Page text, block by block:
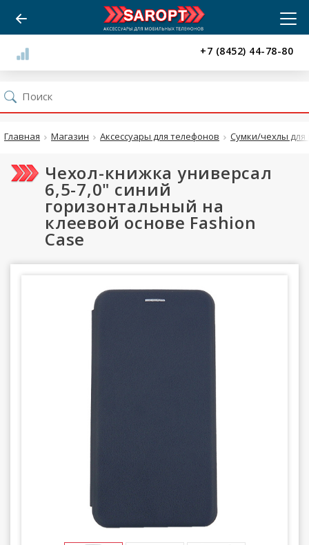
+7 (8452) 44-78-80
Главная Магазин Аксессуары для телефонов Сумки/чехлы для
Чехол-книжка универсал
6,5-7,0" синий
горизонтальный на
клеевой основе Fashion
Case